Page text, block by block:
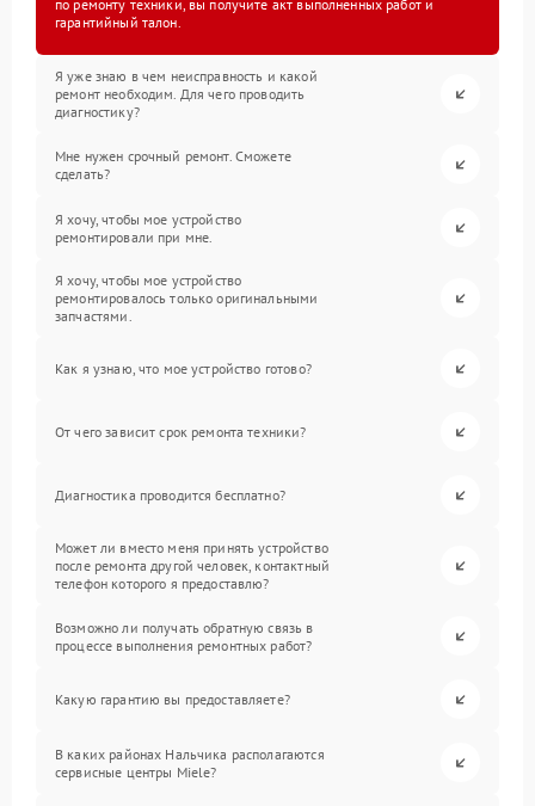
по ремонту техники, вы получите акт выполненных работ и
гарантийный талон.
Я уже знаю в чем неисправность и какой
ремонт необходим. Для чего проводить
диагностику?
Мне нужен срочный ремонт. Сможете
сделать?
Я хочу, чтобы мое устройство
ремонтировали при мне.
Я хочу, чтобы мое устройство
ремонтировалось только оригинальными
запчастями.
Как я узнаю, что мое устройство готово?
От чего зависит срок ремонта техники?
Диагностика проводится бесплатно?
Может ли вместо меня принять устройство
после ремонта другой человек, контактный
телефон которого я предоставлю?
Возможно ли получать обратную связь в
процессе выполнения ремонтных работ?
Какую гарантию вы предоставляете?
В каких районах Нальчика располагаются
сервисные центры Miele?